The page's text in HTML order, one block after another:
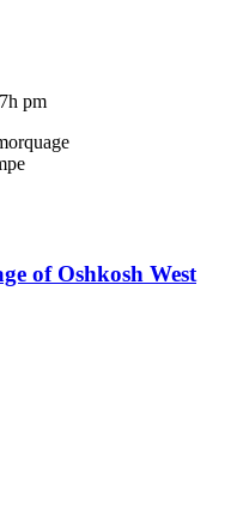
pm
of Oshkosh West